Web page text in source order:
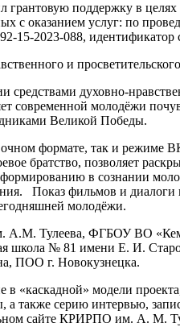
поддержку в
с оказанием услуг: по
15-2023-088,
и
духовно-
молодёжи
Великой Победы.
формате, так и режиме
братство, позволяет
в сознании
Показ фильмов и
молодёжи.
Тулеева, ФГБОУ ВО
школа № 81 имени Е. И.
ПОО г. Новокузнецка.
«каскадной» модели
также серию интервью,
сайте КРИРПО им. А. М.